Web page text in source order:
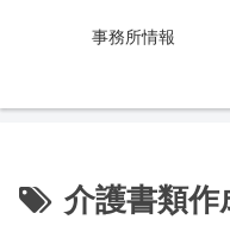
事務所情報
介護書類作